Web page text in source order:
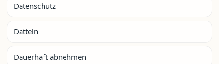
Datenschutz
Datteln
Dauerhaft abnehmen